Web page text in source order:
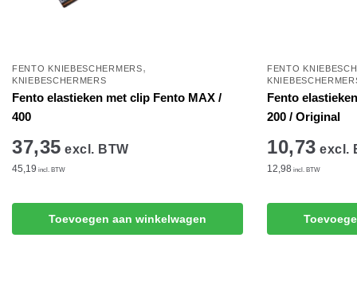
FENTO KNIEBESCHERMERS,
KNIEBESCHERMERS
Fento elastieken met clip Fento MAX /
400
37,35 excl. BTW
45,19 incl. BTW
Toevoegen aan winkelwagen
FENTO
Fento
200 / Original
10,73 excl.
12,98 incl. BTW